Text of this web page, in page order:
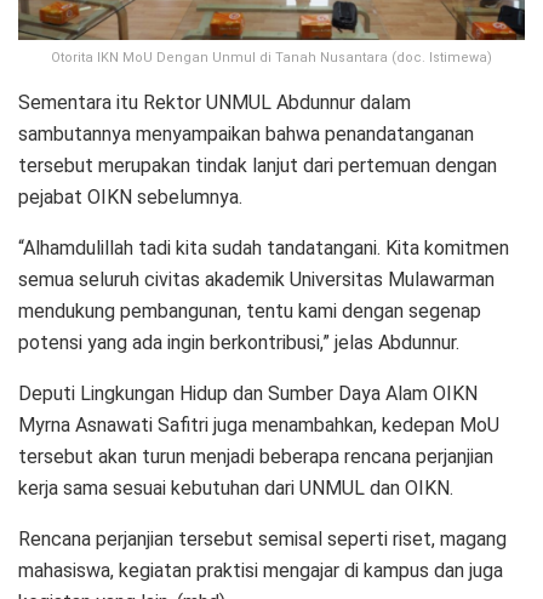
Otorita IKN MoU Dengan Unmul di Tanah Nusantara (doc. Istimewa)
Sementara itu Rektor UNMUL Abdunnur dalam
sambutannya menyampaikan bahwa penandatanganan
tersebut merupakan tindak lanjut dari pertemuan dengan
pejabat OIKN sebelumnya.
“Alhamdulillah tadi kita sudah tandatangani. Kita komitmen
semua seluruh civitas akademik Universitas Mulawarman
mendukung pembangunan, tentu kami dengan segenap
potensi yang ada ingin berkontribusi,” jelas Abdunnur.
Deputi Lingkungan Hidup dan Sumber Daya Alam OIKN
Myrna Asnawati Safitri juga menambahkan, kedepan MoU
tersebut akan turun menjadi beberapa rencana perjanjian
kerja sama sesuai kebutuhan dari UNMUL dan OIKN.
Rencana perjanjian tersebut semisal seperti riset, magang
mahasiswa, kegiatan praktisi mengajar di kampus dan juga